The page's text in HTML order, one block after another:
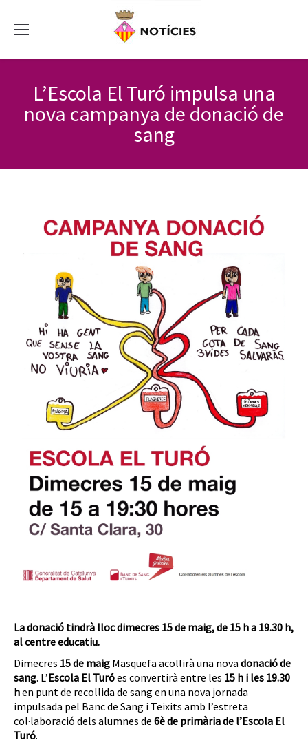
L’Escola El Turó impulsa una
nova campanya de donació de
sang
La donació tindrà lloc dimecres 15 de maig, de 15 h a 19.30 h,
al centre educatiu.
Dimecres 15 de maig Masquefa acollirà una nova donació de
sang. L’Escola El Turóes convertirà entre les 15 h i les 19.30
hen punt de recollida de sang en una nova jornada
impulsada pel Banc de Sang i Teixits amb l’estreta
col·laboració dels alumnes de 6è de primària de l’Escola El
Turó.